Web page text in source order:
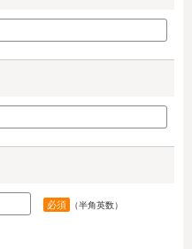
必須 （半角英数）